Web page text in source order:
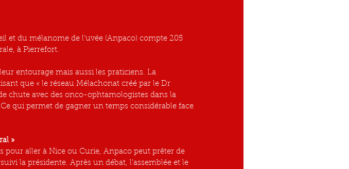
et du mélanome de l'uvée (Anpaco) compte 205
à Pierrefort.
entourage mais aussi les praticiens. La
que « le réseau Mélachonat créé par le Dr
chute avec des onco-ophtamologistes dans la
qui permet de gagner un temps considérable face
»
pour aller à Nice ou Curie, Anpaco peut prêter de
la présidente. Après un débat, l'assemblée et le